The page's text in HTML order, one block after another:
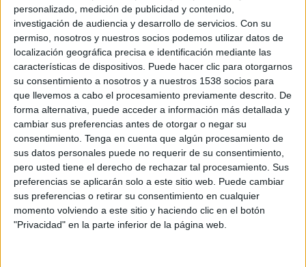
personalizado, medición de publicidad y contenido,
investigación de audiencia y desarrollo de servicios. Con su
permiso, nosotros y nuestros socios podemos utilizar datos de
localización geográfica precisa e identificación mediante las
características de dispositivos. Puede hacer clic para otorgarnos
su consentimiento a nosotros y a nuestros 1538 socios para
que llevemos a cabo el procesamiento previamente descrito. De
forma alternativa, puede acceder a información más detallada y
cambiar sus preferencias antes de otorgar o negar su
consentimiento. Tenga en cuenta que algún procesamiento de
sus datos personales puede no requerir de su consentimiento,
pero usted tiene el derecho de rechazar tal procesamiento. Sus
preferencias se aplicarán solo a este sitio web. Puede cambiar
sus preferencias o retirar su consentimiento en cualquier
momento volviendo a este sitio y haciendo clic en el botón
"Privacidad" en la parte inferior de la página web.
Inspirational, la Asociación pone en marcha
una iniciativa para que 50 jóvenes
profesionales vean in situ cómo se trabaja
en una agencia de publicidad
IAB Spain celebra el décimo aniversario del
Festival Inspirational 2016 con una nueva
iniciativa encaminada a crear lazos entre los
jóvenes profesionales del sector y las grandes
agencias creativas interactivas. Se trata del ‘Open
Doors’, una iniciativa que da la oportunidad a
jóvenes profesionales del sector digital a ver in
situ cómo trabajan tres de las principales
agencias. En concreto, serán 50 profesionales los
que, el día 16 de noviembre, viajen en un autobús